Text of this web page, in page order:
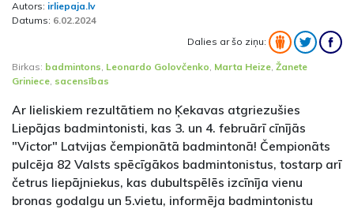
Autors: irliepaja.lv
Datums: 6.02.2024
Dalies ar šo ziņu:
Birkas: badmintons Leonardo Golovčenko Marta Heize Žanete
Griniece sacensības
Ar lieliskiem rezultātiem no Ķekavas atgriezušies
Liepājas badmintonisti, kas 3. un 4. februārī cīnījās
"Victor" Latvijas čempionātā badmintonā! Čempionāts
pulcēja 82 Valsts spēcīgākos badmintonistus, tostarp arī
četrus liepājniekus, kas dubultspēlēs izcīnīja vienu
bronas godalgu un 5.vietu, informēja badmintonistu